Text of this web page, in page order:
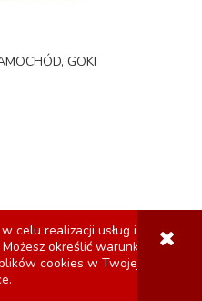
celu realizacji usług i
Możesz określić warunki
cookies w Twojej
GOKI